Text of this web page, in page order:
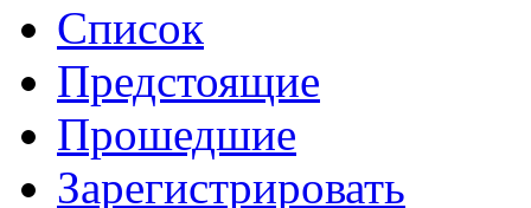
Список
Предстоящие
Прошедшие
Зарегистрировать